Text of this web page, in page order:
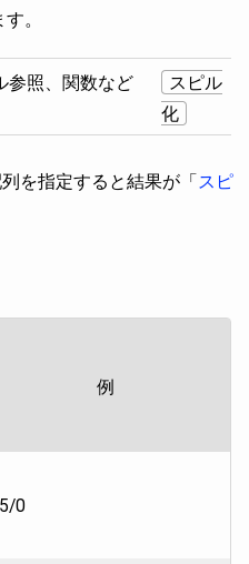
。
参照、関数など
スピル
化
を指定すると結果が「スピ
例
0